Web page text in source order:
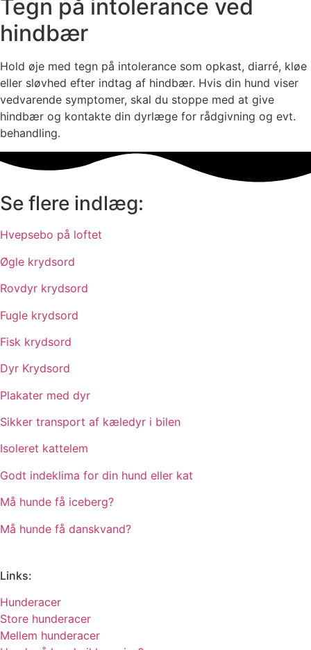
Tegn på intolerance ved
hindbær
Hold øje med tegn på intolerance som opkast, diarré, kløe
eller sløvhed efter indtag af hindbær. Hvis din hund viser
vedvarende symptomer, skal du stoppe med at give
hindbær og kontakte din dyrlæge for rådgivning og evt.
behandling.
Se flere indlæg:
Hvepsebo på loftet
Øgle krydsord
Rovdyr krydsord
Fugle krydsord
Fisk krydsord
Dyr Krydsord
Plakater med dyr
Sikker transport af kæledyr i bilen
Isoleret kattelem
Godt indeklima for din hund eller kat
Må hunde få iceberg?
Må hunde få danskvand?
Links:
Hunderacer
Store hunderacer
Mellem hunderacer